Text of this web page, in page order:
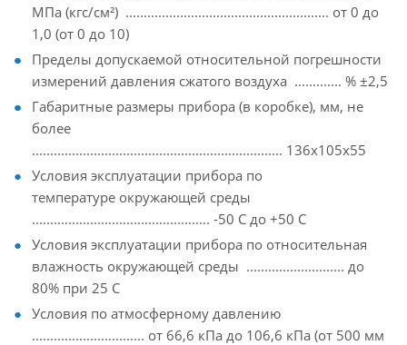
МПа (кгс/см²) ........................................................ от 0 до
1,0 (от 0 до 10)
Пределы допускаемой относительной погрешности
измерений давления сжатого воздуха ............. % ±2,5
Габаритные размеры прибора (в коробке), мм, не
более
..................................................................... 136х105х55
Условия эксплуатации прибора по
температуре окружающей среды
................................................. -50 С до +50 С
Условия эксплуатации прибора по относительная
влажность окружающей среды ........................... до
80% при 25 С
Условия по атмосферному давлению
............................... от 66,6 кПа до 106,6 кПа (от 500 мм